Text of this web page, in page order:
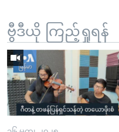
ဗွီဒီယို ကြည့်ရှုရန်